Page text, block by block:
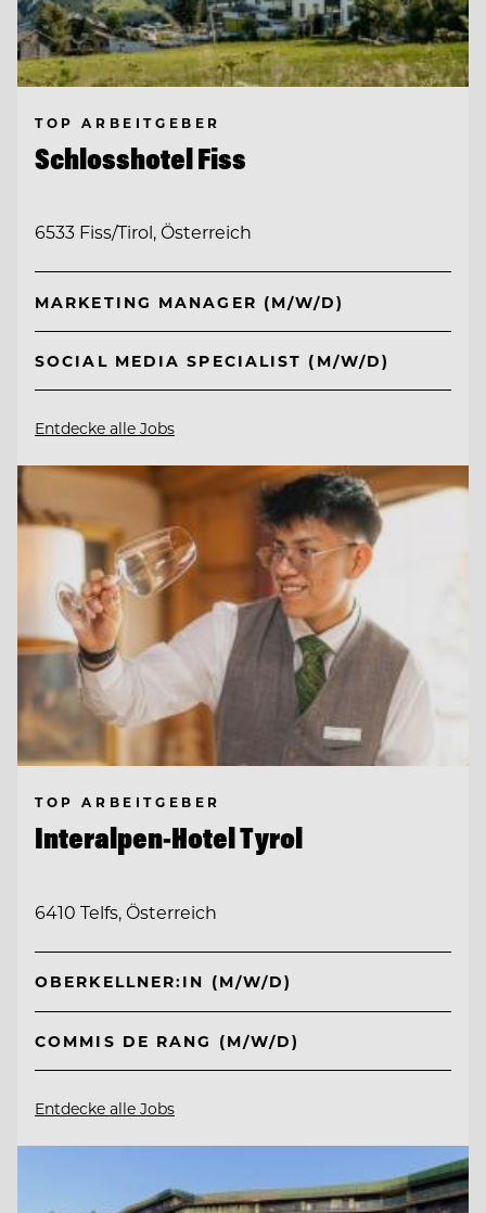
TOP ARBEITGEBER
Schlosshotel Fiss
6533 Fiss/Tirol, Österreich
MARKETING MANAGER (M/W/D)
SOCIAL MEDIA SPECIALIST (M/W/D)
Entdecke alle Jobs
TOP ARBEITGEBER
Interalpen-Hotel Tyrol
6410 Telfs, Österreich
OBERKELLNER:IN (M/W/D)
COMMIS DE RANG (M/W/D)
Entdecke alle Jobs